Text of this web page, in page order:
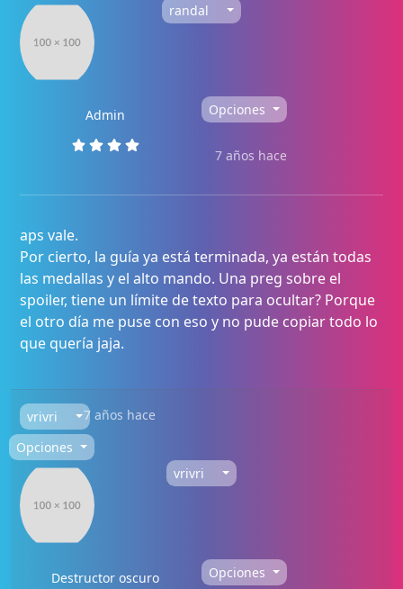
randal
Admin Opciones
7 años hace
aps vale.
Por cierto, la guía ya está terminada, ya están todas
las medallas y el alto mando. Una preg sobre el
spoiler, tiene un límite de texto para ocultar? Porque
el otro día me puse con eso y no pude copiar todo lo
que quería jaja.
vrivri
7 años hace
Opciones
vrivri
Destructor oscuro Opciones